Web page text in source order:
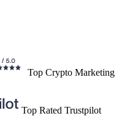
Top Crypto Marketing
Top Rated Trustpilot